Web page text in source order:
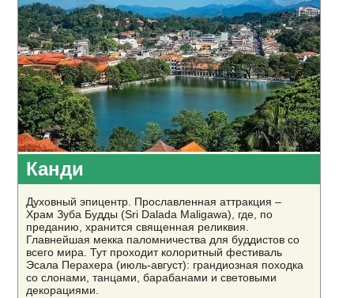
Канди
Духовный эпицентр. Прославленная аттракция –
Храм Зуба Будды (Sri Dalada Maligawa), где, по
преданию, хранится священная реликвия.
Главнейшая мекка паломничества для буддистов со
всего мира. Тут проходит колоритный фестиваль
Эсала Перахера (июль-август): грандиозная походка
со слонами, танцами, барабанами и световыми
декорациями.